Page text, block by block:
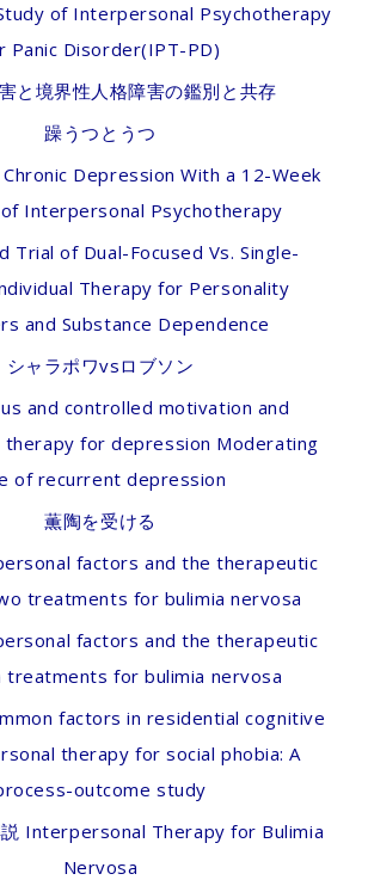
of Interpersonal Psychotherapy
Panic Disorder(IPT-PD)
と境界性人格障害の鑑別と共存
躁うつとうつ
Depression With a 12-Week
Interpersonal Psychotherapy
Trial of Dual-Focused Vs. Single-
Therapy for Personality
and Substance Dependence
シャラポワvsロブソン
and controlled motivation and
for depression Moderating
of recurrent depression
薫陶を受ける
factors and the therapeutic
treatments for bulimia nervosa
factors and the therapeutic
treatments for bulimia nervosa
factors in residential cognitive
therapy for social phobia: A
outcome study
Interpersonal Therapy for Bulimia
Nervosa